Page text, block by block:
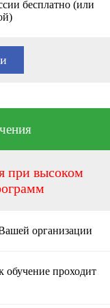
бесплатно (или
при высоком
организации
обучение проходит